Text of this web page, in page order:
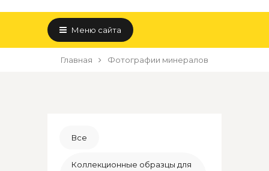
Меню сайта
Главная Фотографии минералов
Все
Коллекционные образцы для